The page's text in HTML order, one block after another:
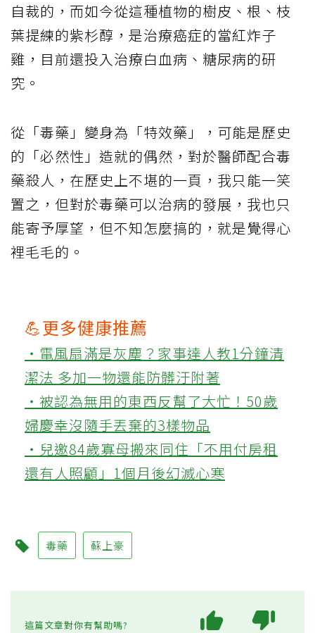
自裁的，而如今從這種植物的樹皮、根、枝
葉提練的紫杉醇，是治療癌症的當紅炸子
雞，目前還投入治療白血病、糖尿病的研
究。
從「毒藥」變身為「特效藥」，可能是歷史
的「必然性」造就的偶然，對於醫師配合毒
藥殺人，在歷史上不堪的一頁，我只能一笑
置之，但對於毒藥可以治病的發展，我也只
能寄予厚望，但不知怎麼搞的，就是覺得心
裡毛毛的。
💪更多健康推薦
‧電風扇滿是灰塵？家事達人教1分鐘清
潔法 多加一物還能防髒汙附著
‧被認為無用的東西反幫了大忙！50歲
婦慶幸沒隨手丟棄的3樣物品
‧兒邀84歲寡母搬來同住「不用付房租
還有人照顧」1個月後幻滅心寒
毒藥 蘇上豪
這篇文章對你有幫助嗎?